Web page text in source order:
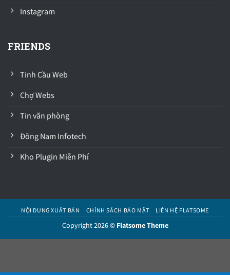
Instagram
FRIENDS
Tinh Cầu Web
Chợ Webs
Tin văn phòng
Đông Nam Infotech
Kho Plugin Miễn Phí
NỘI DUNG XUẤT BẢN CHÍNH SÁCH BẢO MẬT LIÊN HỆ FLATSOME
Copyright 2026 © Flatsome Theme